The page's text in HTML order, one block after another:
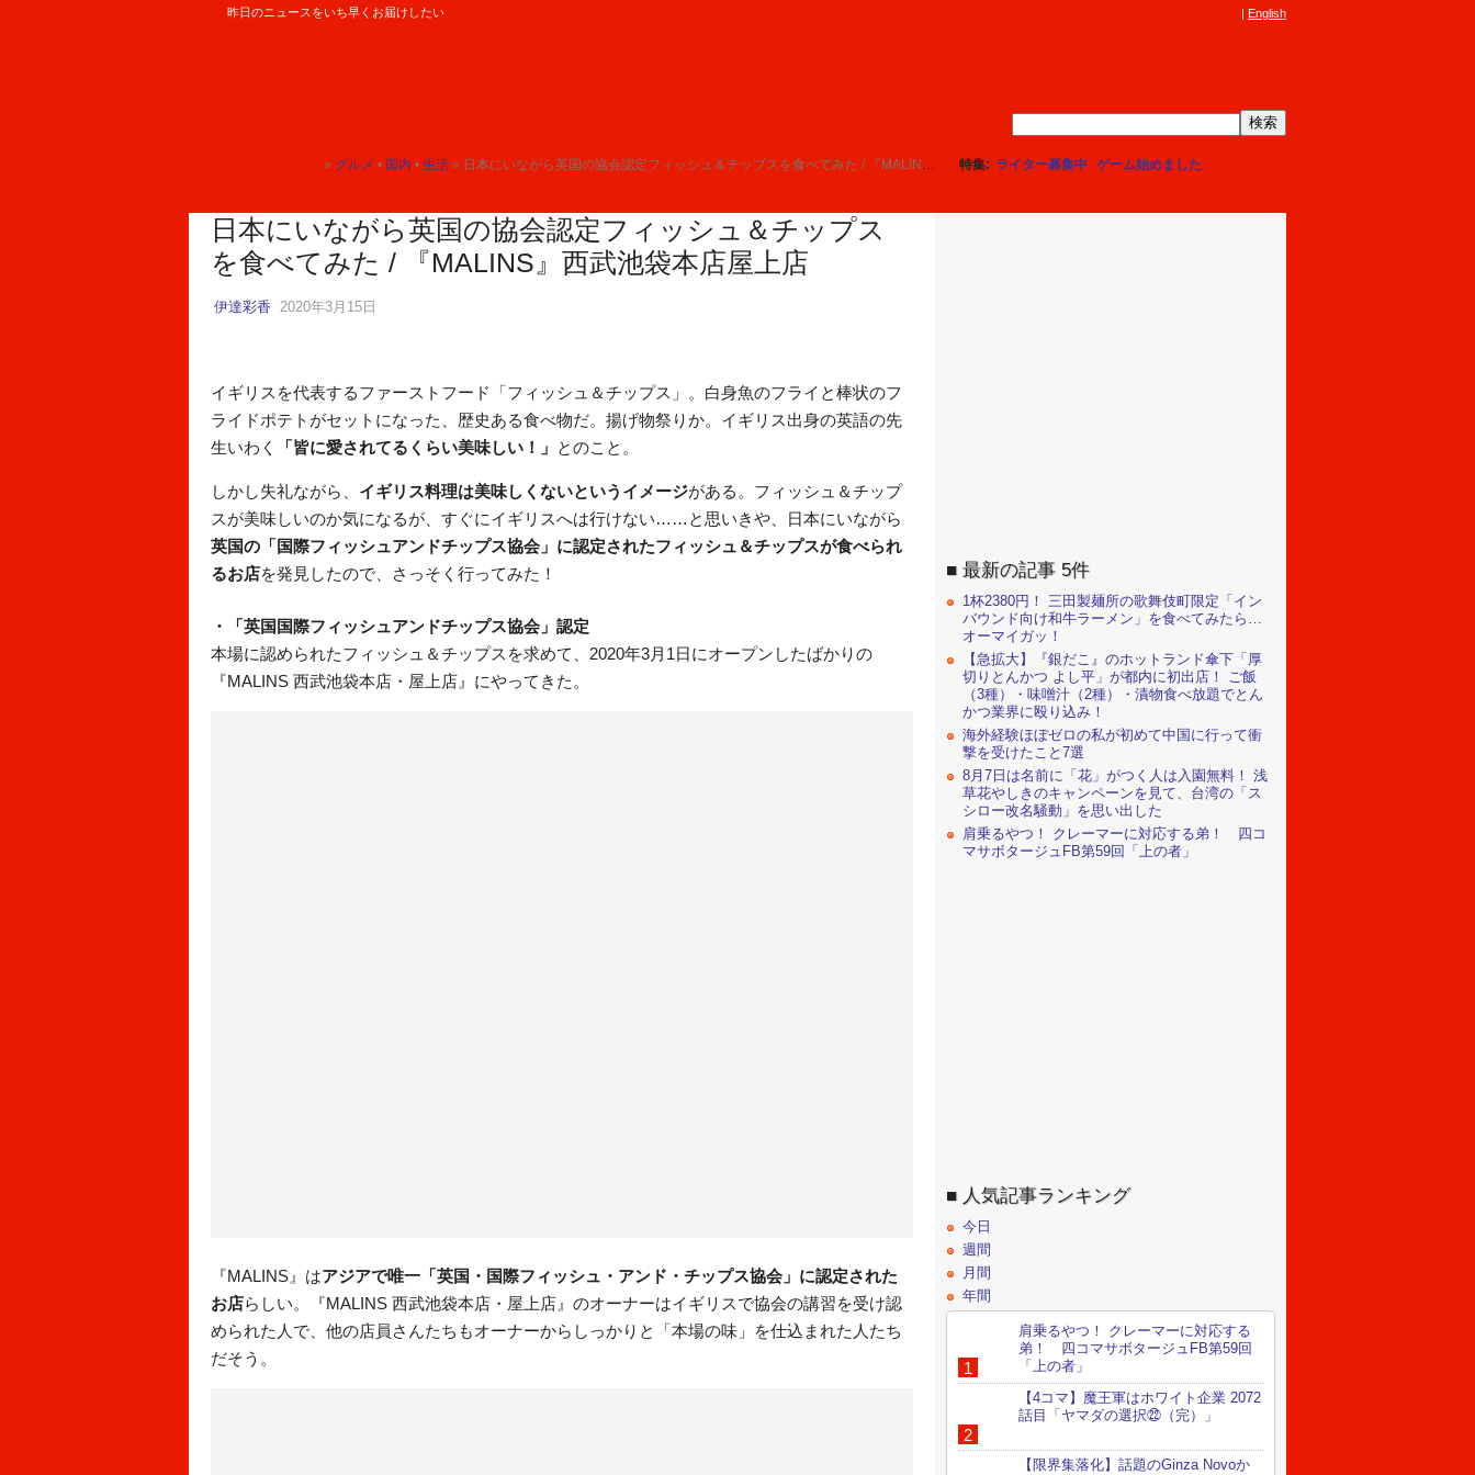
昨日のニュースをいち早くお届けしたい English
トップ
» グルメ
トップ
• 国内
トップ
• 生活 » 日本にいながら英国の協会認定フィッシュ＆チップスを食べてみた / 『MALINS』西武池袋本店屋上店 特集 ライター募集中 ゲーム始めました
日本にいながら英国の協会認定フィッシュ＆チップス
を食べてみた / 『MALINS』西武池袋本店屋上店
伊達彩香 2020年3月15日
イギリスを代表するファーストフード「フィッシュ＆チップス」。白身魚のフライと棒状のフ
ライドポテトがセットになった、歴史ある食べ物だ。揚げ物祭りか。イギリス出身の英語の先
生いわく
「皆に愛されてるくらい美味しい！」 とのこと。
しかし失礼ながら、 イギリス料理は美味しくないというイメージがある。フィッシュ＆チップ
スが美味しいのか気になるが、すぐにイギリスへは行けない……と思いきや、日本にいながら
英国の「国際フィッシュアンドチップス協会」に認定されたフィッシュ＆チップスが食べられ
るお店を発見したので、さっそく行ってみた！
・「英国国際フィッシュアンドチップス協会」認定
本場に認められたフィッシュ＆チップスを求めて、2020年3月1日にオープンしたばかりの
『MALINS 西武池袋本店・屋上店』にやってきた。
『MALINS』はアジアで唯一「英国・国際フィッシュ・アンド・チップス協会」に認定された
お店らしい。『MALINS 西武池袋本店・屋上店』のオーナーはイギリスで協会の講習を受け認
められた人で、他の店員さんたちもオーナーからしっかりと「本場の味」を仕込まれた人たち
だそう。
最新の記事 5件
1杯2380円！ 三田製麺所の歌舞伎町限定「イン
バウンド向け和牛ラーメン」を食べてみたら…
オーマイガッ！
【急拡大】『銀だこ』のホットランド傘下「厚
切りとんかつ よし平」が都内に初出店！ ご飯
（3種）・味噌汁（2種）・漬物食べ放題でとん
かつ業界に殴り込み！
海外経験ほぼゼロの私が初めて中国に行って衝
撃を受けたこと7選
8月7日は名前に「花」がつく人は入園無料！ 浅
草花やしきのキャンペーンを見て、台湾の「ス
シロー改名騒動」を思い出した
肩乗るやつ！ クレーマーに対応する弟！ 四コ
マサボタージュFB第59回「上の者」
人気記事ランキング
今日
週間
月間
年間
肩乗るやつ！ クレーマーに対応する
弟！ 四コマサボタージュFB第59回
「上の者」
【4コマ】魔王軍はホワイト企業 2072
話目「ヤマダの選択㉒（完）」
【限界集落化】話題のGinza Novoか